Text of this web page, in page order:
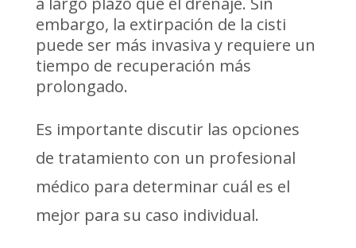
embargo, la extirpación de la cisti
puede ser más invasiva y requiere un
tiempo de recuperación más
prolongado.
Es importante discutir las opciones
de tratamiento con un profesional
médico para determinar cuál es el
mejor para su caso individual.